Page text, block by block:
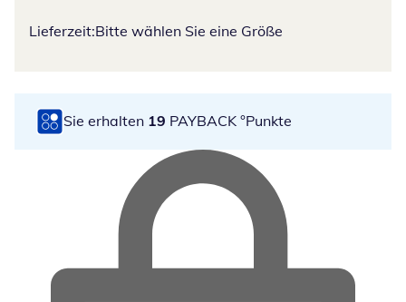
Lieferzeit:Bitte wählen Sie eine Größe
Sie erhalten 19 PAYBACK °Punkte